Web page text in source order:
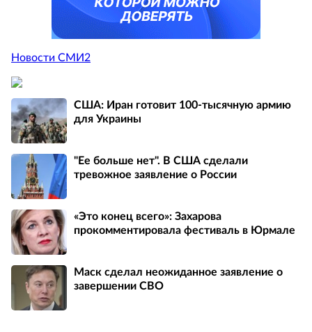
Новости СМИ2
США: Иран готовит 100-тысячную армию
для Украины
"Ее больше нет". В США сделали
тревожное заявление о России
«Это конец всего»: Захарова
прокомментировала фестиваль в Юрмале
Маск сделал неожиданное заявление о
завершении СВО